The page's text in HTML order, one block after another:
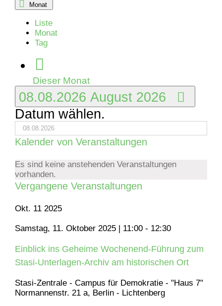
Monat
Liste
Monat
Tag
Dieser Monat
08.08.2026 August 2026
Datum wählen.
Kalender von Veranstaltungen
Es sind keine anstehenden Veranstaltungen
vorhanden.
Vergangene Veranstaltungen
Okt. 11 2025
Samstag, 11. Oktober 2025 | 11:00 - 12:30
Einblick ins Geheime Wochenend-Führung zum
Stasi-Unterlagen-Archiv am historischen Ort
Stasi-Zentrale - Campus für Demokratie - "Haus 7"
Normannenstr. 21 a, Berlin - Lichtenberg